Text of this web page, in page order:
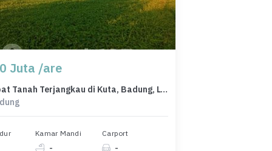
Juta /are
Jual Cepat Tanah Terjangkau di Kuta, Badung, LT 2375m²
Kamar Mandi
-
Carport
-